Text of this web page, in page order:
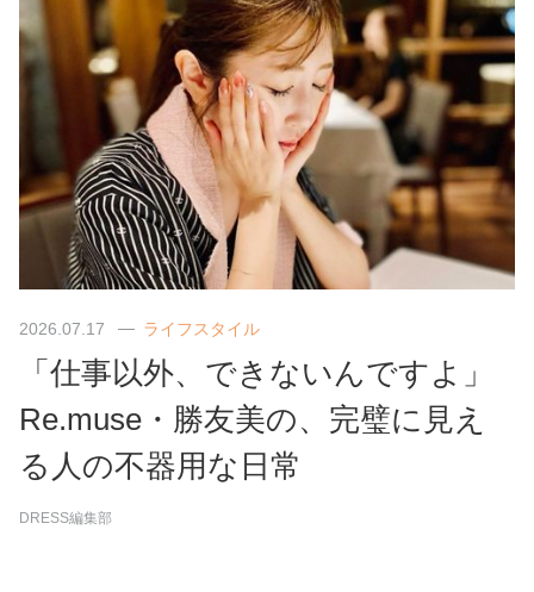
2026.07.17 ライフスタイル
「仕事以外、できないんですよ」
Re.muse・勝友美の、完璧に見え
る人の不器用な日常
DRESS編集部